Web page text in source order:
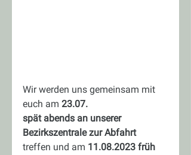
Wir werden uns gemeinsam mit
euch am 23.07.
spät abends an unserer
Bezirkszentrale zur Abfahrt
treffen und am 11.08.2023 früh